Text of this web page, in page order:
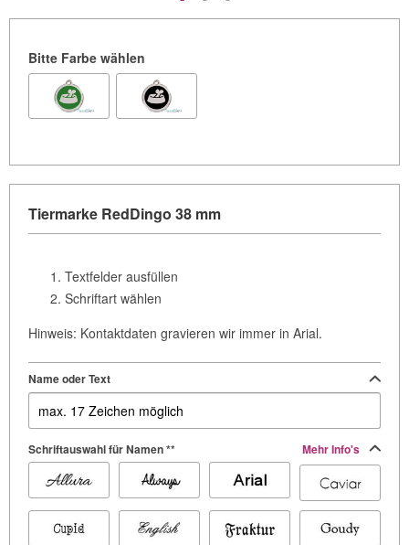
Bitte Farbe wählen
Tiermarke RedDingo 38 mm
Textfelder ausfüllen
Schriftart wählen
Hinweis: Kontaktdaten gravieren wir immer in Arial.
Name oder Text
Schriftauswahl für Namen ** Mehr Info's